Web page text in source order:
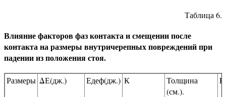
Таблица 6.
Влияние факторов фаз контакта и смещении после
контакта на размеры внутричерепных повреждений при
падении из положения стоя.
Размеры ΔЕ(дж.) Едеф(дж.) К
Толщина
(см.).